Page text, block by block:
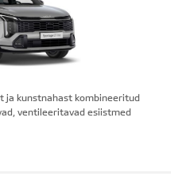
ja kunstnahast kombineeritud
ventileeritavad esiistmed